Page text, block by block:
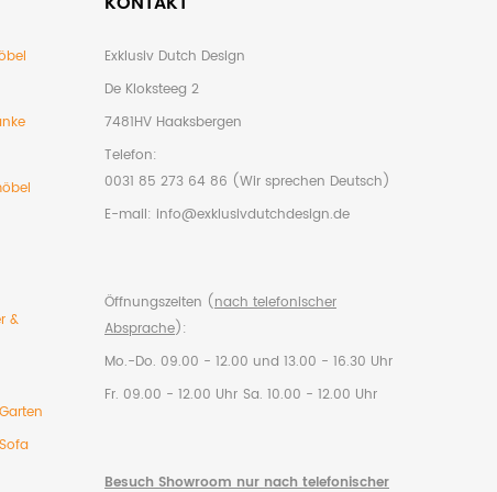
&
Exklusiv Dutch Design
De Kloksteeg 2
7481HV Haaksbergen
Telefon:
0031 85 273 64 86 (Wir sprechen Deutsch)
E-mail: info@exklusivdutchdesign.de
Öffnungszeiten (nach telefonischer
Absprache):
Mo.-Do. 09.00 - 12.00 und 13.00 - 16.30 Uhr
Fr. 09.00 - 12.00 Uhr Sa. 10.00 - 12.00 Uhr
Besuch Showroom nur nach telefonischer